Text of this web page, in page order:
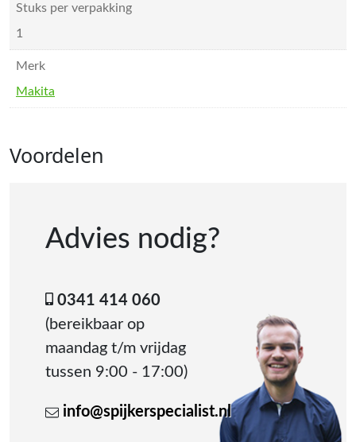
Stuks per verpakking
1
Merk
Makita
Voordelen
Advies nodig?
0341 414 060
(bereikbaar op
maandag t/m vrijdag
tussen 9:00 - 17:00)
info@spijkerspecialist.nl